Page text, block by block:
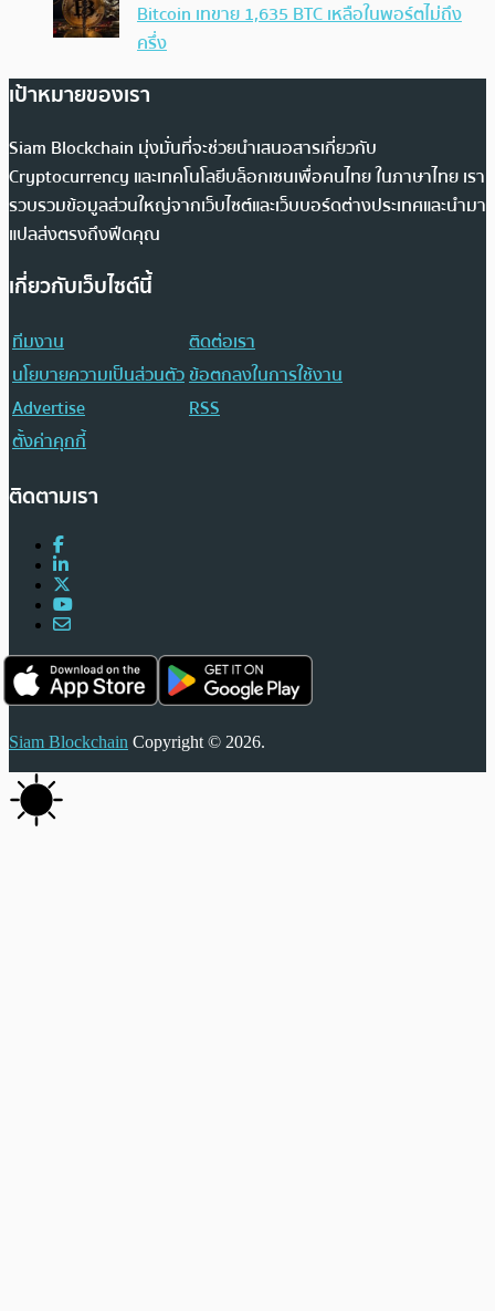
Bitcoin เทขาย 1,635 BTC เหลือในพอร์ตไม่ถึง
ครึ่ง
เป้าหมายของเรา
Siam Blockchain มุ่งมั่นที่จะช่วยนำเสนอสารเกี่ยวกับ
Cryptocurrency และเทคโนโลยีบล็อกเชนเพื่อคนไทย ในภาษาไทย เรา
รวบรวมข้อมูลส่วนใหญ่จากเว็บไซต์และเว็บบอร์ดต่างประเทศและนำมา
แปลส่งตรงถึงฟีดคุณ
เกี่ยวกับเว็บไซต์นี้
ทีมงาน
ติดต่อเรา
นโยบายความเป็นส่วนตัวข้อตกลงในการใช้งาน
Advertise
RSS
ตั้งค่าคุกกี้
ติดตามเรา
Siam Blockchain Copyright © 2026.